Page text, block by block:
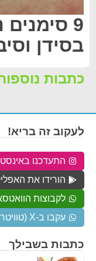
9
בסידן
כתבות
כתבות בשבילך
לעקוב זה בריא!
התעדכנו
הורידו את
לקבוצות
עקבו ב-X (טוויטר)